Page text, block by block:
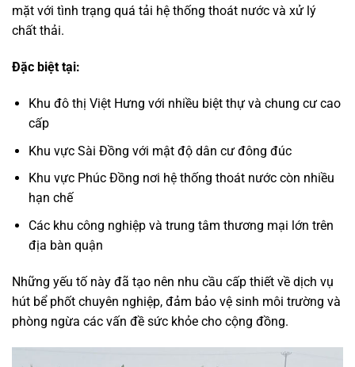
mặt với tình trạng quá tải hệ thống thoát nước và xử lý
chất thải.
Đặc biệt tại:
Khu đô thị Việt Hưng với nhiều biệt thự và chung cư cao
cấp
Khu vực Sài Đồng với mật độ dân cư đông đúc
Khu vực Phúc Đồng nơi hệ thống thoát nước còn nhiều
hạn chế
Các khu công nghiệp và trung tâm thương mại lớn trên
địa bàn quận
Những yếu tố này đã tạo nên nhu cầu cấp thiết về dịch vụ
hút bể phốt chuyên nghiệp, đảm bảo vệ sinh môi trường và
phòng ngừa các vấn đề sức khỏe cho cộng đồng.